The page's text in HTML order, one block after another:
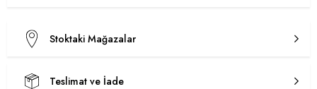
Stoktaki Mağazalar
Teslimat ve İade